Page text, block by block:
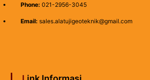
Phone: 021-2956-3045
Email: sales.alatujigeoteknik@gmail.com